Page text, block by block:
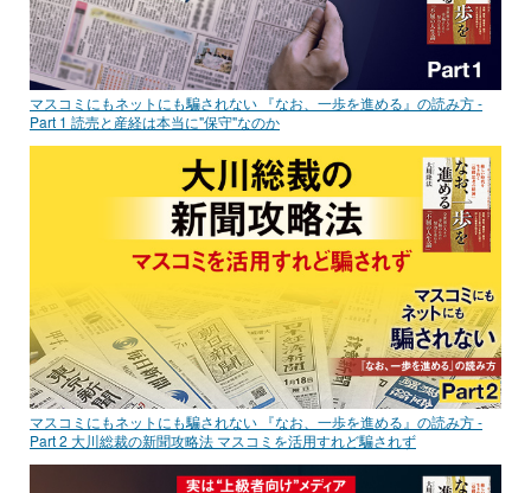
マスコミにもネットにも騙されない 『なお、一歩を進める』の読み方 -
Part 1 読売と産経は本当に"保守"なのか
マスコミにもネットにも騙されない 『なお、一歩を進める』の読み方 -
Part 2 大川総裁の新聞攻略法 マスコミを活用すれど騙されず